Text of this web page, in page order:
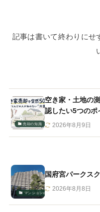
記事は書いて終わりにせ
売却の知識
空き家・土地の
認したい5つのポ
2026年8月9日
マンションの相場・売却
国府宮パークス
2026年8月8日